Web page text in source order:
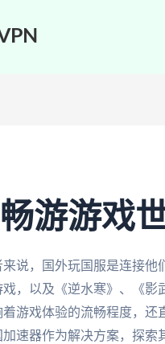
游游戏
说，国外玩国服是连接
，以及《逆水寒》、《影
游戏体验的流畅程度，
速器作为解决方案，探索